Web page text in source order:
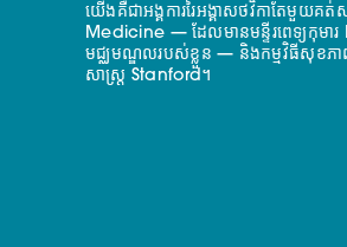
យើងគឺជាអង្គការរៃអង្គាសថវិកាតែមួយ
Medicine — ដែលមានមន្ទីរពេទ្យកុមា
មជ្ឈមណ្ឌលរបស់ខ្លួន — និងកម្មវិធីសុខភាព
សាស្ត្រ Stanford។